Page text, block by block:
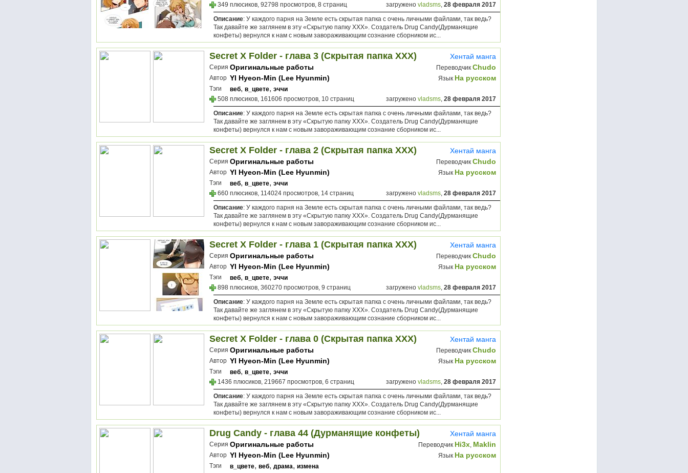
349 плюсиков, 92798 просмотров, 8 страниц
загружено vladsms, 28 февраля 2017
Описание: У каждого парня на Земле есть скрытая папка с очень личными файлами, так ведь?
Так давайте же заглянем в эту «Скрытую папку ХХХ». Создатель Drug Candy(Дурманящие
конфеты) вернулся к нам с новым завораживающим сознание сборником ис...
Хентай манга
Secret X Folder - глава 3 (Скрытая папка ХХХ)
Серия Оригинальные работы Переводчик Chudo
Автор YI Hyeon-Min (Lee Hyunmin) Язык На русском
Тэги веб, в_цвете, эччи
508 плюсиков, 161606 просмотров, 10 страниц
загружено vladsms, 28 февраля 2017
Описание: У каждого парня на Земле есть скрытая папка с очень личными файлами, так ведь?
Так давайте же заглянем в эту «Скрытую папку ХХХ». Создатель Drug Candy(Дурманящие
конфеты) вернулся к нам с новым завораживающим сознание сборником ис...
Хентай манга
Secret X Folder - глава 2 (Скрытая папка ХХХ)
Серия Оригинальные работы Переводчик Chudo
Автор YI Hyeon-Min (Lee Hyunmin) Язык На русском
Тэги веб, в_цвете, эччи
660 плюсиков, 114024 просмотров, 14 страниц
загружено vladsms, 28 февраля 2017
Описание: У каждого парня на Земле есть скрытая папка с очень личными файлами, так ведь?
Так давайте же заглянем в эту «Скрытую папку ХХХ». Создатель Drug Candy(Дурманящие
конфеты) вернулся к нам с новым завораживающим сознание сборником ис...
Хентай манга
Secret X Folder - глава 1 (Скрытая папка ХХХ)
Серия Оригинальные работы Переводчик Chudo
Автор YI Hyeon-Min (Lee Hyunmin) Язык На русском
Тэги веб, в_цвете, эччи
898 плюсиков, 360270 просмотров, 9 страниц
загружено vladsms, 28 февраля 2017
Описание: У каждого парня на Земле есть скрытая папка с очень личными файлами, так ведь?
Так давайте же заглянем в эту «Скрытую папку ХХХ». Создатель Drug Candy(Дурманящие
конфеты) вернулся к нам с новым завораживающим сознание сборником ис...
Хентай манга
Secret X Folder - глава 0 (Скрытая папка ХХХ)
Серия Оригинальные работы Переводчик Chudo
Автор YI Hyeon-Min (Lee Hyunmin) Язык На русском
Тэги веб, в_цвете, эччи
1436 плюсиков, 219667 просмотров, 6 страниц
загружено vladsms, 28 февраля 2017
Описание: У каждого парня на Земле есть скрытая папка с очень личными файлами, так ведь?
Так давайте же заглянем в эту «Скрытую папку ХХХ». Создатель Drug Candy(Дурманящие
конфеты) вернулся к нам с новым завораживающим сознание сборником ис...
Хентай манга
Drug Candy - глава 44 (Дурманящие конфеты)
Серия Оригинальные работы Переводчик Hi3x, Maklin
Автор YI Hyeon-Min (Lee Hyunmin) Язык На русском
Тэги в_цвете, веб, драма, измена